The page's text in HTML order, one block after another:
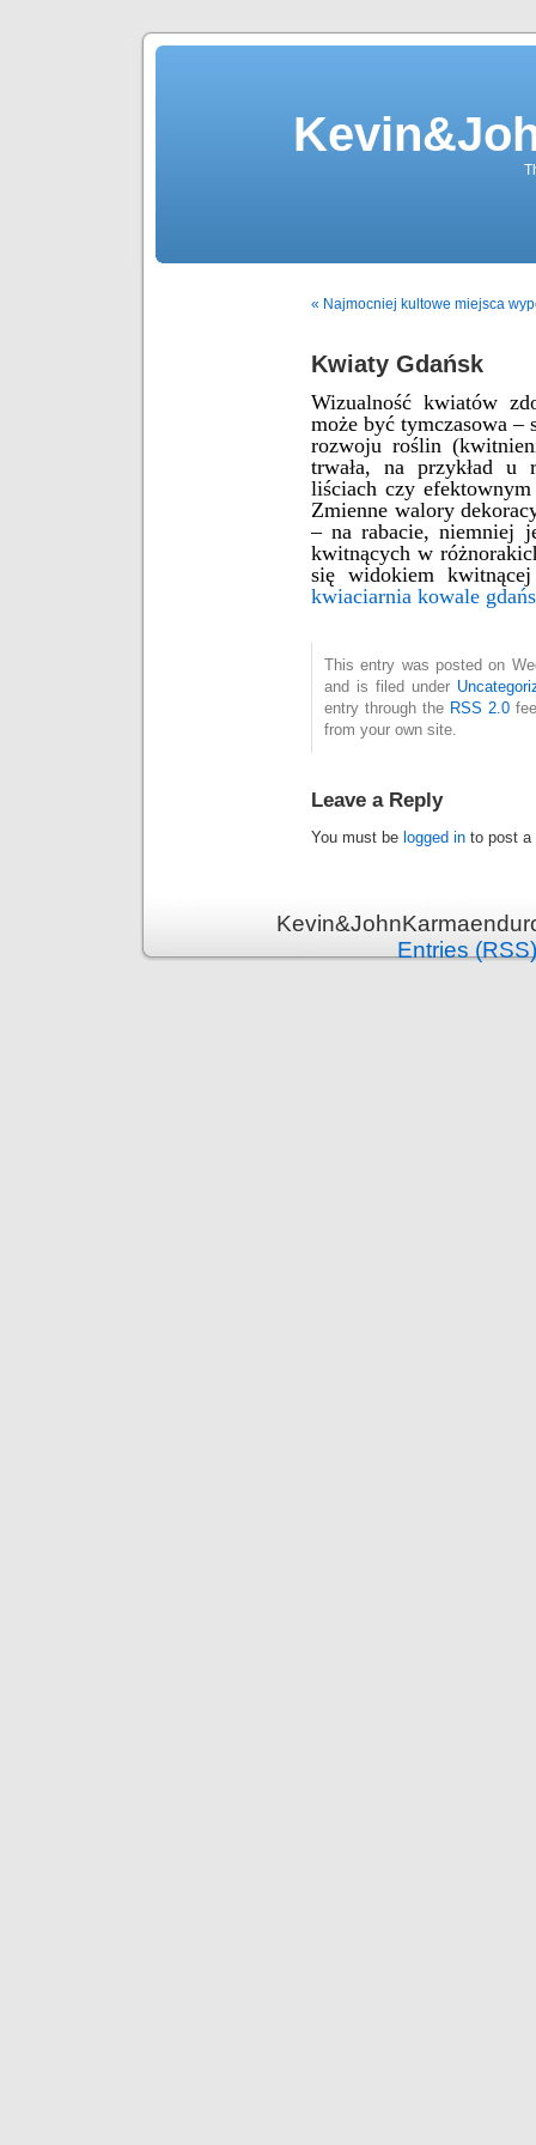
« Najmocniej kultowe miejsca
Kwiaty Gdańsk
Wizualność kwiatów
może być tymczasowa –
rozwoju roślin
trwała, na przykład u
liściach czy
Zmienne walory
– na rabacie, niemniej
kwitnących w
się widokiem
kwiaciarnia kowale
This entry was posted on
and is filed under
entry through the RSS 2.0
from your own site.
Leave a Reply
You must be logged in to post a
Entries (RSS)